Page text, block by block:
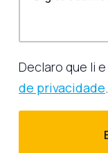
Declaro que li
de privacidade.